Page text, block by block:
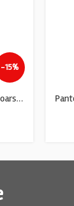
-15%
Pantofi barbati Rieker, 43, piele intoarsa, gri